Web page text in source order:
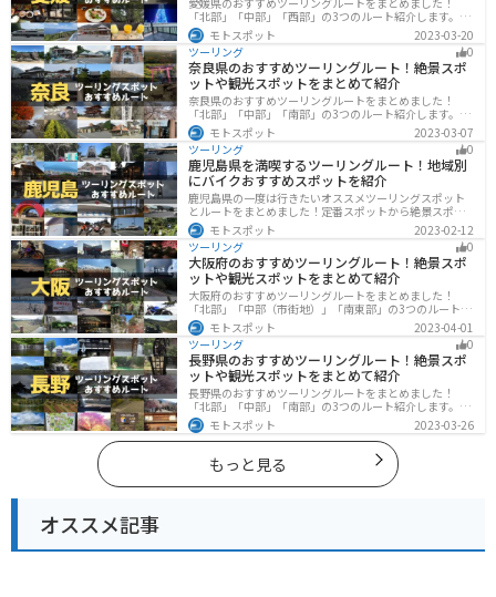
「北部」「中部」「西部」の3つのルート紹介します。山
や海といった自然だけでなく、気軽に渡れる島もあり
様々な楽しみ方ができます。バイクで愛媛県にツーリン
グに行く際は参考にしてください。
モトスポット
2023-03-20
ツーリング
0
奈良県のおすすめツーリングルート！絶景スポ
ットや観光スポットをまとめて紹介
奈良県のおすすめツーリングルートをまとめました！
「北部」「中部」「南部」の3つのルート紹介します。歴
史のある神社寺院が多数あり、自然豊かや山々、グルメ
を満喫するツーリングができます。バイクで奈良県にツ
ーリングに行く際は参考にしてください。
モトスポット
2023-03-07
ツーリング
0
鹿児島県を満喫するツーリングルート！地域別
にバイクおすすめスポットを紹介
鹿児島県の一度は行きたいオススメツーリングスポット
とルートをまとめました！定番スポットから絶景スポッ
ト、温泉、山、海、グルメなど様々なジャンルで楽しめ
ます。バイクで鹿児島ツーリングに行こうと思っている
人は、参考にしてください。
モトスポット
2023-02-12
ツーリング
0
大阪府のおすすめツーリングルート！絶景スポ
ットや観光スポットをまとめて紹介
大阪府のおすすめツーリングルートをまとめました！
「北部」「中部（市街地）」「南東部」の3つのルート紹
介します。歴史と近代が融合した魅力的なエリアで様々
な楽しみ方ができます。バイクで大阪府にツーリングに
行く際は参考にしてください。
モトスポット
2023-04-01
ツーリング
0
長野県のおすすめツーリングルート！絶景スポ
ットや観光スポットをまとめて紹介
長野県のおすすめツーリングルートをまとめました！
「北部」「中部」「南部」の3つのルート紹介します。諏
訪湖やビーナスラインのような全国でも有名なツーリン
グスポットが多数あります。バイクで長野県にツーリン
グに行く際は参考にしてください。
モトスポット 2023-03-26
もっと見る
オススメ記事